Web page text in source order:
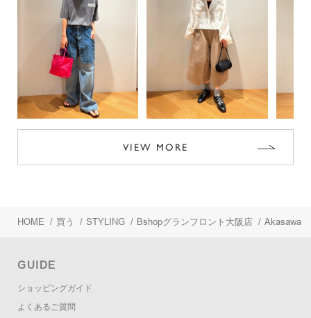
VIEW MORE
HOME / 買う / STYLING / Bshopグランフロント大阪店 / Akasawa
GUIDE
ショッピングガイド
よくあるご質問